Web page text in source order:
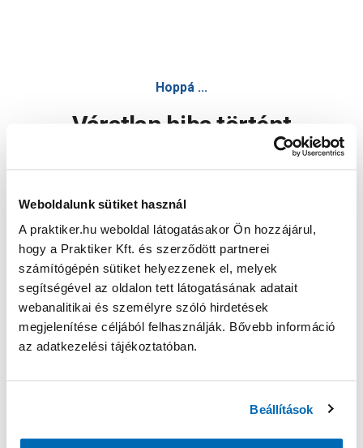
Weboldalunk sütiket használ
A praktiker.hu weboldal látogatásakor Ön hozzájárul,
hogy a Praktiker Kft. és szerződött partnerei
számítógépén sütiket helyezzenek el, melyek
segítségével az oldalon tett látogatásának adatait
webanalitikai és személyre szóló hirdetések
megjelenítése céljából felhasználják. Bővebb információ
az adatkezelési tájékoztatóban.
Beállítások
Hoppá ...
Váratlan hiba történt
Oldal újratöltése